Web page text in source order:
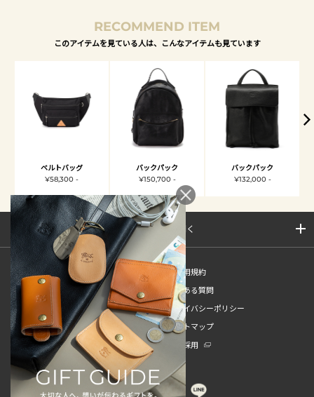
RECOMMEND ITEM
このアイテムを見ている人は、こんなアイテムも見ています
ベルトバッグ
¥58,300 -
バックパック
¥150,700 -
バックパック
¥132,000 -
サイトマップを開く
新規会員登録
ご利用規約
ご利用ガイド
よくある質問
特定商取引法
プライバシーポリシー
お問い合わせ
サイトマップ
販売スタッフ中途採用
新卒採用